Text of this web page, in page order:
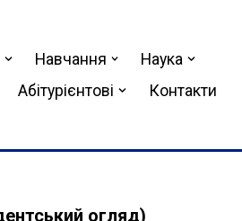
Навчання
Наука
Абітурієнтові Контакти
огляд)